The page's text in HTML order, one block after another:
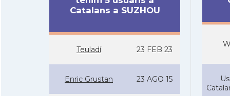
Catalans a SUZHOU
Teuladí­ 23 FEB 23
Enric Grustan 23 AGO 15